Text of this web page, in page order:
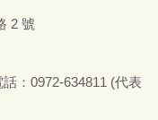
2 號
： 0972-634811 (代表